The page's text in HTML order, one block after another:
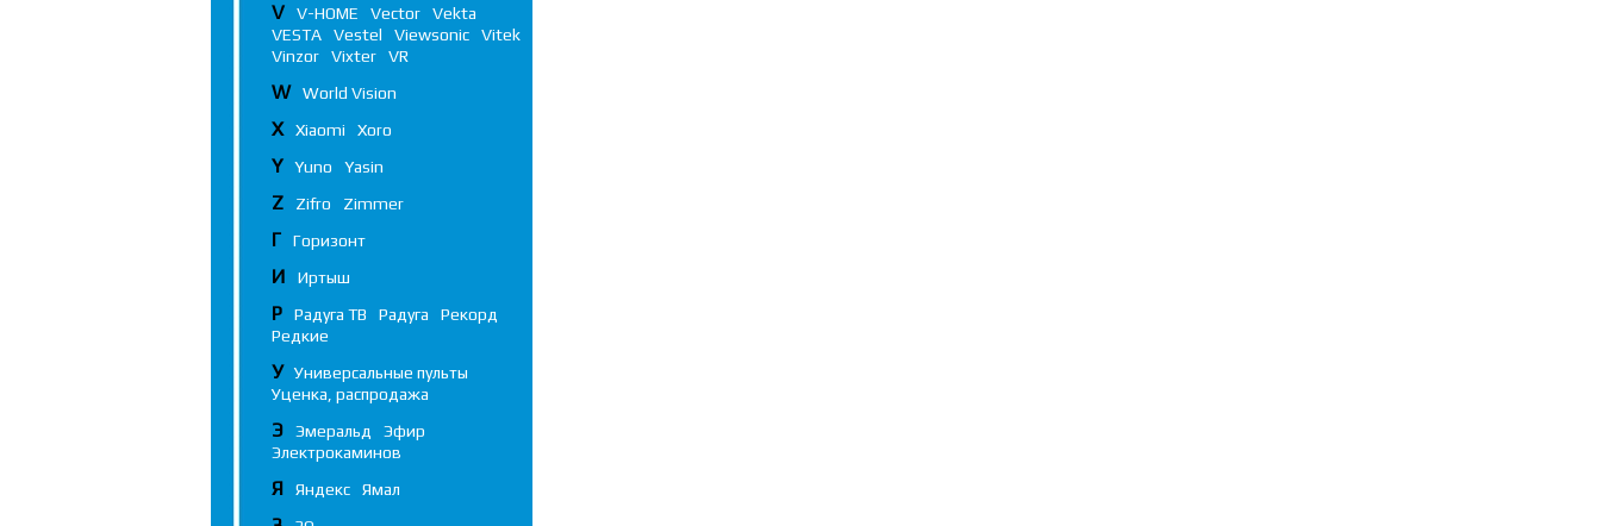
V V-HOME Vector
Vekta
VESTA
Vestel Viewsonic
Vitek
Vinzor
Vixter VR
W World Vision
X Xiaomi Xoro
Y Yuno Yasin
Z Zifro Zimmer
Г Горизонт
И Иртыш
Р Радуга ТВ Радуга
Рекорд
Редкие
У
Универсальные пульты
Уценка, распродажа
Э Эмеральд
Эфир
Электрокаминов
Я Яндекс Ямал